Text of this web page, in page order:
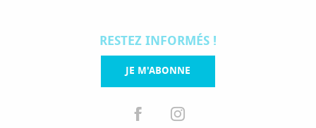
RESTEZ INFORMÉS !
JE M'ABONNE